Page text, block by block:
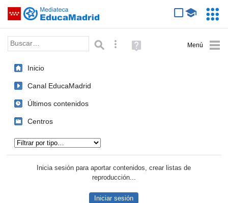
Saltar navegación
Palabra o frase: Búsqueda avanzada
Ayuda
(en
Inicio
Canal EducaMadrid
Últimos contenidos
Centros
Inicia sesión para aportar contenidos, crear listas de
reproducción...
Iniciar sesión